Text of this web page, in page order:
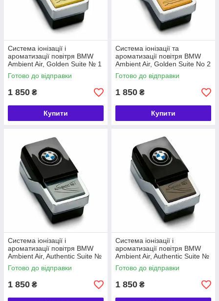
Система іонізації і
ароматизації повітря BMW
Ambient Air, Golden Suite № 1
(64119382609)
Готово до відправки
1 850 ₴
Купити
Система іонізації та
ароматизації повітря BMW
Ambient Air, Golden Suite No 2
(64119382615)
Готово до відправки
1 850 ₴
Купити
Система іонізації і
ароматизації повітря BMW
Ambient Air, Authentic Suite №
1 (64119382621)
Готово до відправки
1 850 ₴
Система іонізації і
ароматизації повітря BMW
Ambient Air, Authentic Suite №
2 (64119382627)
Готово до відправки
1 850 ₴